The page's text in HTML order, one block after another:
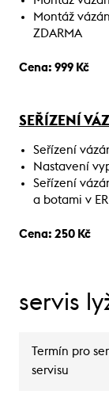
Montáž
ZDARMA
Cena: 999 Kč
SEŘÍZENÍ
Seřízení
Nastavení
Seřízení
a botami v
Cena: 250 Kč
servis
Termín pro
servisu